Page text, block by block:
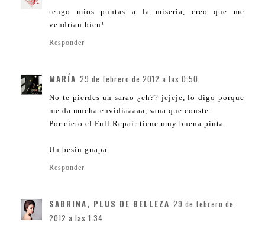
tengo mios puntas a la miseria, creo que me
vendrian bien!
Responder
MARÍA 29 de febrero de 2012 a las 0:50
No te pierdes un sarao ¿eh?? jejeje, lo digo porque
me da mucha envidiaaaaa, sana que conste.
Por cieto el Full Repair tiene muy buena pinta.
Un besin guapa.
Responder
SABRINA, PLUS DE BELLEZA 29 de febrero de
2012 a las 1:34